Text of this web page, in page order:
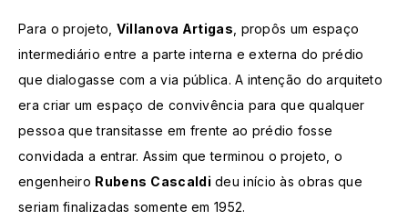
Para o projeto, Villanova Artigas , propôs um espaço
intermediário entre a parte interna e externa do prédio
que dialogasse com a via pública. A intenção do arquiteto
era criar um espaço de convivência para que qualquer
pessoa que transitasse em frente ao prédio fosse
convidada a entrar. Assim que terminou o projeto, o
engenheiro Rubens Cascaldi deu início às obras que
seriam finalizadas somente em 1952.